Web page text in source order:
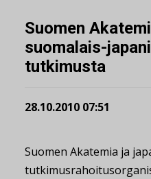
Suomen
suomalais-
tutkimusta
28.10.2010 07:51
Suomen Akatemia ja